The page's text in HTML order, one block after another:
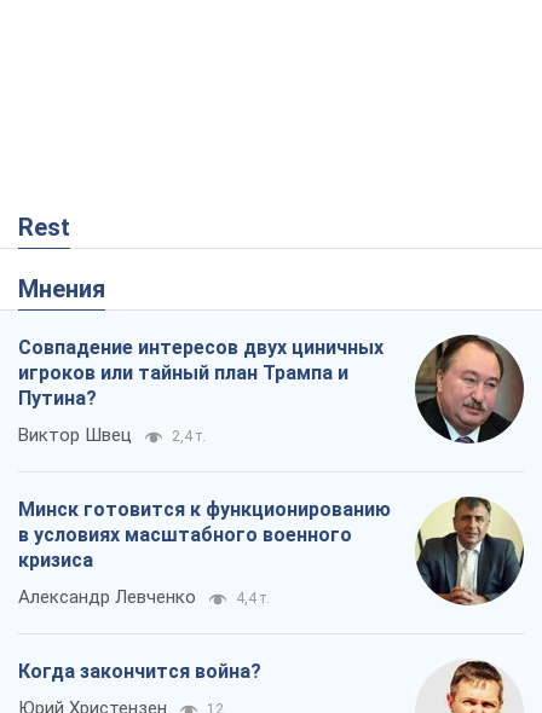
Rest
Мнения
Совпадение интересов двух циничных
игроков или тайный план Трампа и
Путина?
Виктор Швец 2,4 т.
Минск готовится к функционированию
в условиях масштабного военного
кризиса
Александр Левченко 4,4 т.
Когда закончится война?